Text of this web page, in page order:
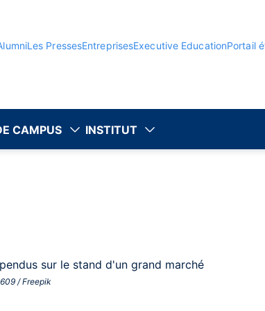
Les PressesEntreprisesExecutive EducationPortail
CAMPUS INSTITUT
/ Freepik